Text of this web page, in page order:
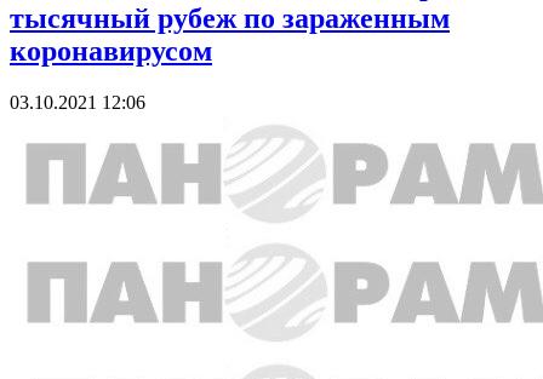
тысячный рубеж по зараженным
коронавирусом
03.10.2021 12:06